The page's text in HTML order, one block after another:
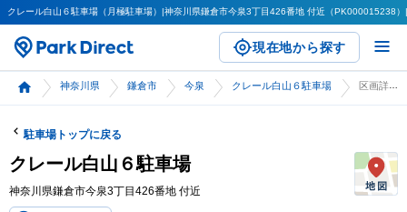
クレール白山６駐車場（月極駐車場）|神奈川県鎌倉市今泉3丁目426番地 付近（PK000015238
現在地から探す
神奈川県 鎌倉市 今泉 クレール白山６駐車場
駐車場トップに戻る
クレール白山６駐車場
神奈川県鎌倉市今泉3丁目426番地 付近